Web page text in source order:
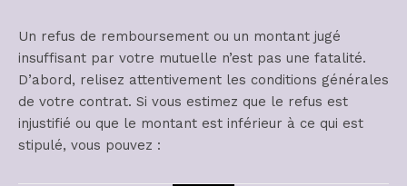
Un refus de remboursement ou un montant jugé
insuffisant par votre mutuelle n’est pas une fatalité.
D’abord, relisez attentivement les conditions générales
de votre contrat. Si vous estimez que le refus est
injustifié ou que le montant est inférieur à ce qui est
stipulé, vous pouvez :